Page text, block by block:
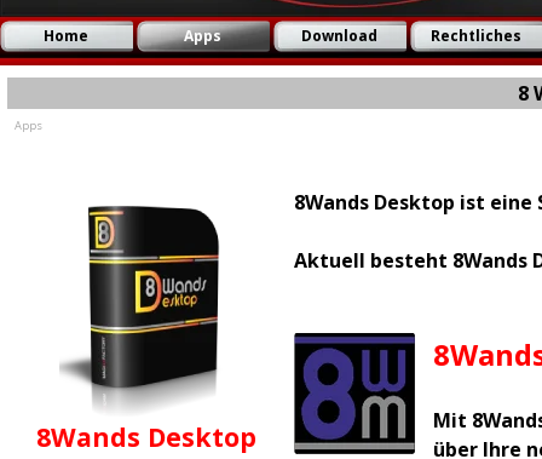
Home Apps ▼
Download Rechtliches
8
Apps
8Wands Desktop
8Wands Desktop ist eine
Aktuell besteht 8Wands
Mit
über Ihre